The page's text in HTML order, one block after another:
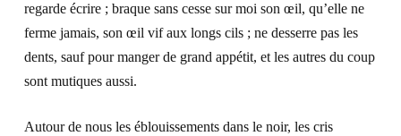
regarde écrire ; braque sans cesse sur moi son œil, qu’elle ne
ferme jamais, son œil vif aux longs cils ; ne desserre pas les
dents, sauf pour manger de grand appétit, et les autres du coup
sont mutiques aussi.
Autour de nous les éblouissements dans le noir, les cris